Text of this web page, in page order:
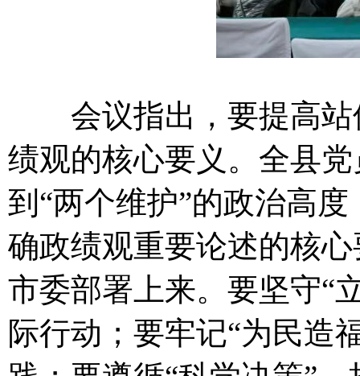
会议指出，要提高站
绩观的核心要义。全县
到“两个维护”的政治高
确政绩观重要论述的核
市委部署上来。要坚守“
际行动；要牢记“为民造